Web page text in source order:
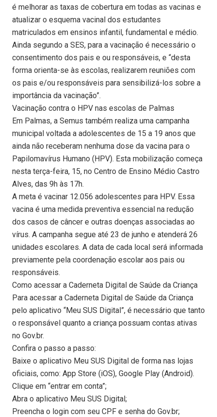
é melhorar as taxas de cobertura em todas as vacinas e
atualizar o esquema vacinal dos estudantes
matriculados em ensinos infantil, fundamental e médio.
Ainda segundo a SES, para a vacinação é necessário o
consentimento dos pais e ou responsáveis, e “desta
forma orienta-se às escolas, realizarem reuniões com
os pais e/ou responsáveis para sensibilizá-los sobre a
importância da vacinação”.
Vacinação contra o HPV nas escolas de Palmas
Em Palmas, a Semus também realiza uma campanha
municipal voltada a adolescentes de 15 a 19 anos que
ainda não receberam nenhuma dose da vacina para o
Papilomavírus Humano (HPV). Esta mobilização começa
nesta terça-feira, 15, no Centro de Ensino Médio Castro
Alves, das 9h às 17h.
A meta é vacinar 12.056 adolescentes para HPV. Essa
vacina é uma medida preventiva essencial na redução
dos casos de câncer e outras doenças associadas ao
vírus. A campanha segue até 23 de junho e atenderá 26
unidades escolares. A data de cada local será informada
previamente pela coordenação escolar aos pais ou
responsáveis.
Como acessar a Caderneta Digital de Saúde da Criança
Para acessar a Caderneta Digital de Saúde da Criança
pelo aplicativo “Meu SUS Digital”, é necessário que tanto
o responsável quanto a criança possuam contas ativas
no Gov.br.
Confira o passo a passo:
Baixe o aplicativo Meu SUS Digital de forma nas lojas
oficiais, como: App Store (iOS), Google Play (Android).
Clique em “entrar em conta”;
Abra o aplicativo Meu SUS Digital;
Preencha o login com seu CPF e senha do Gov.br;